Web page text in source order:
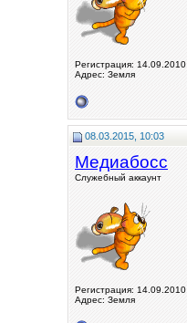
Регистрация: 14.09.2010
Адрес: Земля
08.03.2015, 10:03
Медиабосс
Служебный аккаунт
Регистрация: 14.09.2010
Адрес: Земля